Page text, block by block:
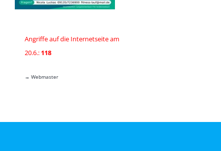
Angriffe auf die Internetseite am
20.6.: 118
→ Webmaster